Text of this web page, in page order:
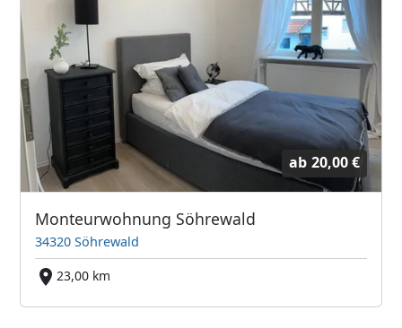
ab 20,00 €
Monteurwohnung Söhrewald
34320 Söhrewald
23,00 km